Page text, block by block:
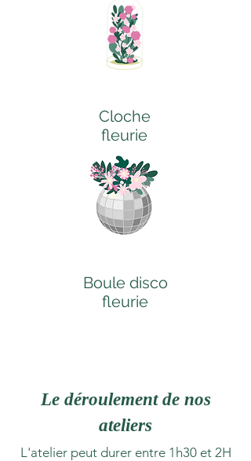
Cloche
fleurie
Boule disco
fleurie
Le déroulement de nos
ateliers
L'atelier peut durer entre 1h30 et 2H